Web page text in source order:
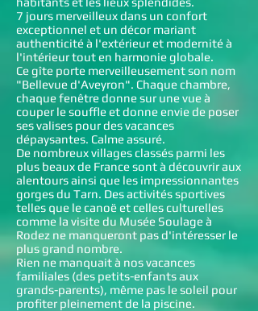
7 jours merveilleux dans un confort
exceptionnel et un décor mariant
authenticité à l'extérieur et modernité à
l'intérieur tout en harmonie globale.
Ce gîte porte merveilleusement son nom
"Bellevue d'Aveyron". Chaque chambre,
chaque fenêtre donne sur une vue à
couper le souffle et donne envie de poser
ses valises pour des vacances
dépaysantes. Calme assuré.
De nombreux villages classés parmi les
plus beaux de France sont à découvrir aux
alentours ainsi que les impressionnantes
gorges du Tarn. Des activités sportives
telles que le canoë et celles culturelles
comme la visite du Musée Soulage à
Rodez ne manqueront pas d'intéresser le
plus grand nombre.
Rien ne manquait à nos vacances
familiales (des petits-enfants aux
grands-parents), même pas le soleil pour
profiter pleinement de la piscine.